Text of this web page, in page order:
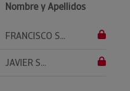
Nombre y Apellidos
FRANCISCO S...
JAVIER S...